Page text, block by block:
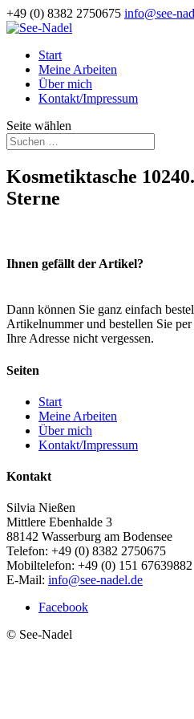
+49 (0) 8382 2750675 info@see-
Start
Meine Arbeiten
Über mich
Kontakt/Impressum
Seite wählen
Kosmetiktasche
Sterne
Ihnen gefällt der Artikel?
Dann können Sie ganz einfach
Artikelnummer und bestellen Sie
Ihre Adresse nicht vergessen.
Seiten
Start
Meine Arbeiten
Über mich
Kontakt/Impressum
Kontakt
Silvia Nießen
Mittlere Ebenhalde 3
88142 Wasserburg am Bodensee
Telefon: +49 (0) 8382 2750675
Mobiltelefon: +49 (0) 151 67639882
E-Mail: info@see-nadel.de
Facebook
© See-Nadel